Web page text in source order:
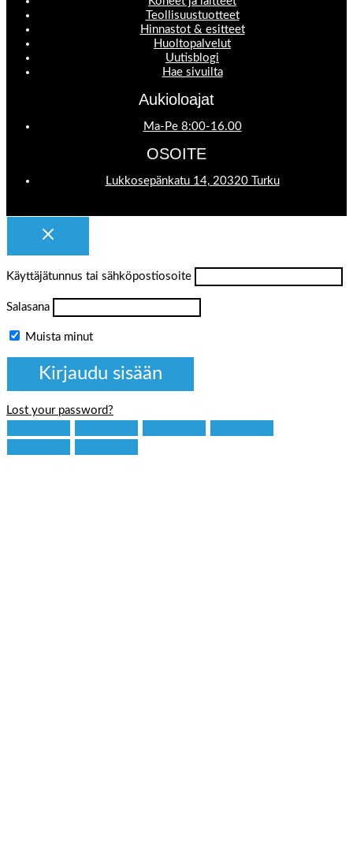
Teollisuustuotteet
Hinnastot & esitteet
Huoltopalvelut
Uutisblogi
Hae sivuilta
Aukioloajat
Ma-Pe 8:00-16.00
OSOITE
Lukkosepänkatu 14, 20320 Turku
Käyttäjätunnus tai sähköpostiosoite
Salasana
Muista minut
Lost your password?